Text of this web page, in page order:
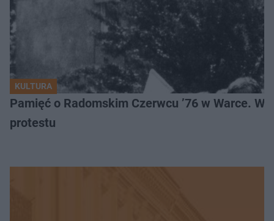
KULTURA
Pamięć o Radomskim Czerwcu ’76 w Warce.
protestu